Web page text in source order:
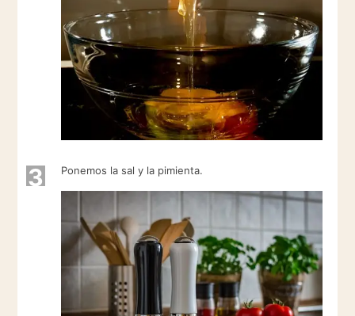
3 Ponemos la sal y la pimienta.